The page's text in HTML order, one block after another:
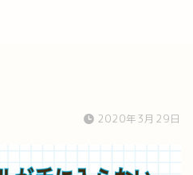
2020年3月29日